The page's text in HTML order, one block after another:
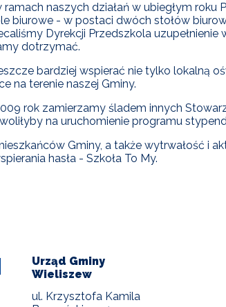
naszych działań w ubiegłym
biurowe - w postaci dwóch stołów
Dyrekcji Przedszkola
dotrzymać.
bardziej wspierać nie tylko lokalną
na terenie naszej Gminy.
rok zamierzamy śladem innych
na uruchomienie programu
Gminy, a także wytrwałość i
hasła - Szkoła To My.
Urząd Gminy
Wieliszew
ul. Krzysztofa Kamila